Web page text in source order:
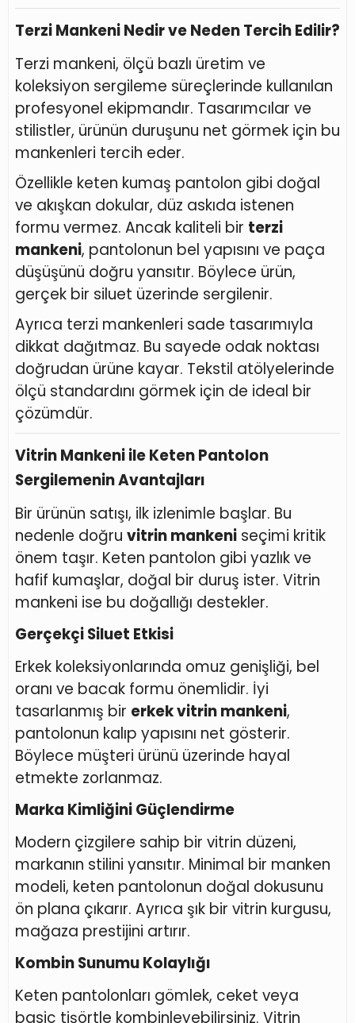
Terzi Mankeni Nedir ve Neden Tercih Edilir?
Terzi mankeni, ölçü bazlı üretim ve
koleksiyon sergileme süreçlerinde kullanılan
profesyonel ekipmandır. Tasarımcılar ve
stilistler, ürünün duruşunu net görmek için bu
mankenleri tercih eder.
Özellikle keten kumaş pantolon gibi doğal
ve akışkan dokular, düz askıda istenen
formu vermez. Ancak kaliteli bir terzi
mankeni, pantolonun bel yapısını ve paça
düşüşünü doğru yansıtır. Böylece ürün,
gerçek bir siluet üzerinde sergilenir.
Ayrıca terzi mankenleri sade tasarımıyla
dikkat dağıtmaz. Bu sayede odak noktası
doğrudan ürüne kayar. Tekstil atölyelerinde
ölçü standardını görmek için de ideal bir
çözümdür.
Vitrin Mankeni ile Keten Pantolon
Sergilemenin Avantajları
Bir ürünün satışı, ilk izlenimle başlar. Bu
nedenle doğru vitrin mankeni seçimi kritik
önem taşır. Keten pantolon gibi yazlık ve
hafif kumaşlar, doğal bir duruş ister. Vitrin
mankeni ise bu doğallığı destekler.
Gerçekçi Siluet Etkisi
Erkek koleksiyonlarında omuz genişliği, bel
oranı ve bacak formu önemlidir. İyi
tasarlanmış bir erkek vitrin mankeni,
pantolonun kalıp yapısını net gösterir.
Böylece müşteri ürünü üzerinde hayal
etmekte zorlanmaz.
Marka Kimliğini Güçlendirme
Modern çizgilere sahip bir vitrin düzeni,
markanın stilini yansıtır. Minimal bir manken
modeli, keten pantolonun doğal dokusunu
ön plana çıkarır. Ayrıca şık bir vitrin kurgusu,
mağaza prestijini artırır.
Kombin Sunumu Kolaylığı
Keten pantolonları gömlek, ceket veya
basic tişörtle kombinleyebilirsiniz. Vitrin